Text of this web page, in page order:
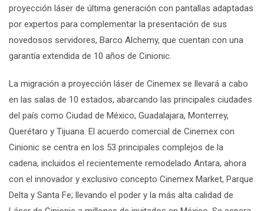
proyección láser de última generación con pantallas adaptadas
por expertos para complementar la presentación de sus
novedosos servidores, Barco Alchemy, que cuentan con una
garantía extendida de 10 años de Cinionic.
La migración a proyección láser de Cinemex se llevará a cabo
en las salas de 10 estados, abarcando las principales ciudades
del país como Ciudad de México, Guadalajara, Monterrey,
Querétaro y Tijuana. El acuerdo comercial de Cinemex con
Cinionic se centra en los 53 principales complejos de la
cadena, incluidos el recientemente remodelado Antara, ahora
con el innovador y exclusivo concepto Cinemex Market, Parque
Delta y Santa Fe; llevando el poder y la más alta calidad de